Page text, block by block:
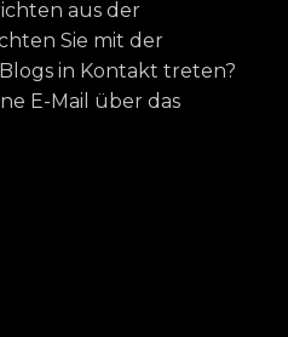
aus der
Sie mit der
in Kontakt treten?
E-Mail über das